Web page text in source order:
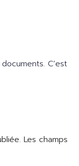
C’est
Les champs